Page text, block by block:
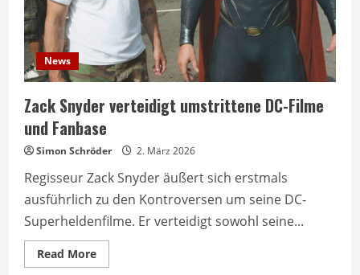
News
Zack Snyder verteidigt umstrittene DC-Filme
und Fanbase
Simon Schröder 2. März 2026
Regisseur Zack Snyder äußert sich erstmals
ausführlich zu den Kontroversen um seine DC-
Superheldenfilme. Er verteidigt sowohl seine...
Read MoreRead
more